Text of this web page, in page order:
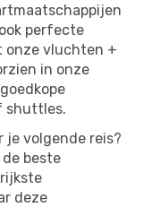
perfecte
onze vluchten +
in onze
shuttles.
je volgende reis?
beste
deze